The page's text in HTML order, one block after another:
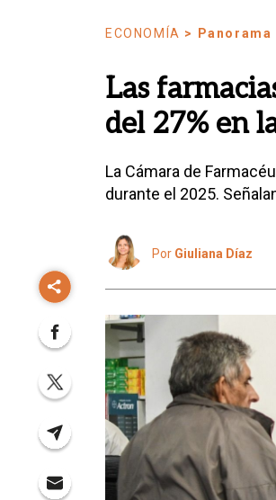
ECONOMÍA >
Las
del 27% en
La Cámara de
durante el 2025.
Por Giuliana Díaz